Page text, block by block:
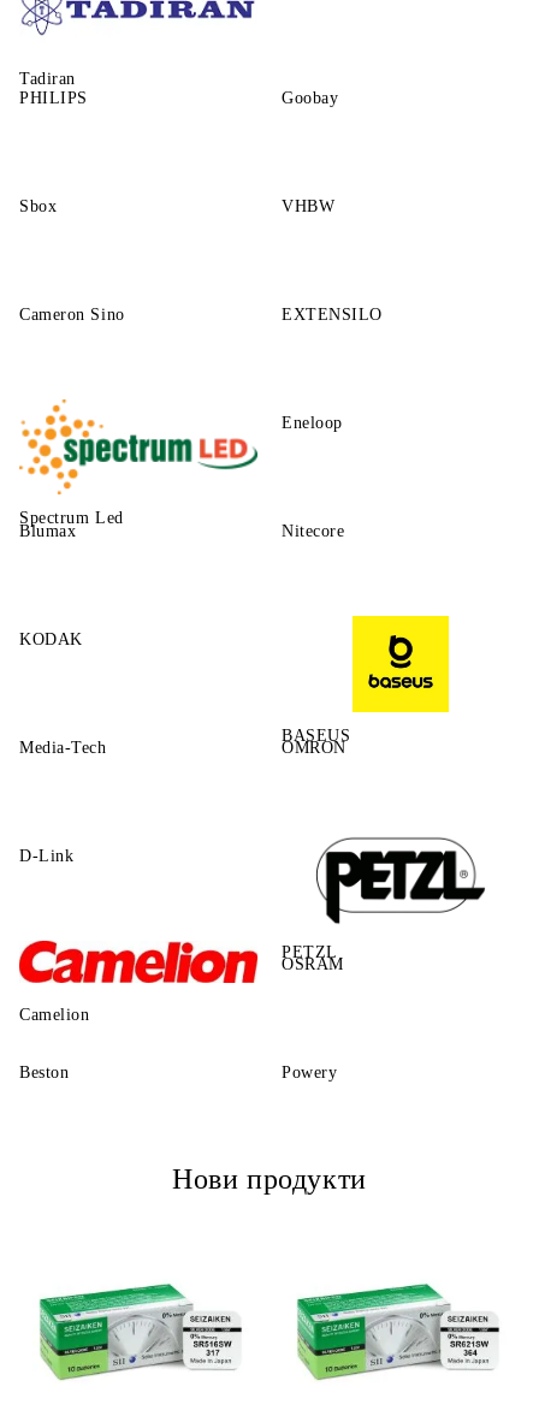
Tadiran
PHILIPS Goobay
Sbox VHBW
Cameron Sino EXTENSILO
Spectrum Led
Eneloop
Blumax Nitecore
KODAK
BASEUS
Media-Tech OMRON
D-Link
PETZL
Camelion
OSRAM
Beston Powery
Нови продукти